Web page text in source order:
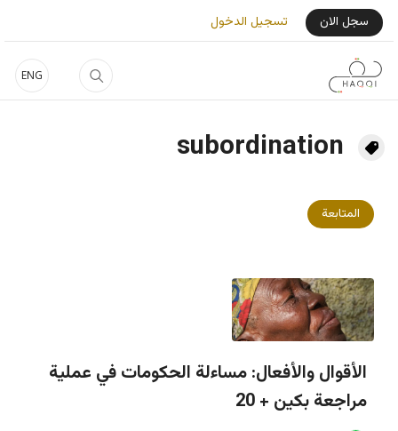
تجاوز إلى المحتوى الرئيسي
ENG
User Login Menu
سجل الان تسجيل الدخول
subordination
المتابعة
الأقوال والأفعال: مساءلة الحكومات في عملية
مراجعة بكين + 20